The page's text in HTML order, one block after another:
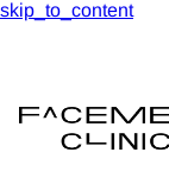
skip_to_content